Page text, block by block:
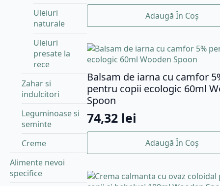
Uleiuri
naturale
Uleiuri
presate la
rece
Zahar si
indulcitori
Leguminoase si
seminte
Creme
Alimente nevoi
specifice
Adaugă În Coș
Balsam de iarna cu camfor
pentru copii ecologic 60ml
Spoon
74,32 lei
Adaugă În Coș